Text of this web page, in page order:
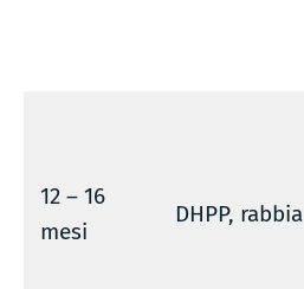
12 – 16
mesi
DHPP, rabbia